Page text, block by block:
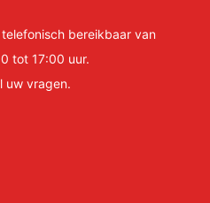
bereikbaar van
tot 17:00 uur.
uw vragen.